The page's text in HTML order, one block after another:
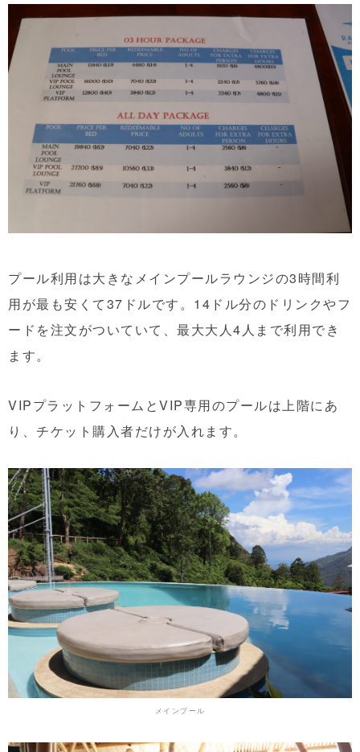
プール利用は大きなメインプールラウンジの3時間利
用が最も安くて37ドルです。14ドル分のドリンクやフ
ードを注文がついていて、最大大人4人まで利用でき
ます。
VIPプラットフォームとVIP専用のプールは上階にあ
り、チケット購入者だけが入れます。
メインプール